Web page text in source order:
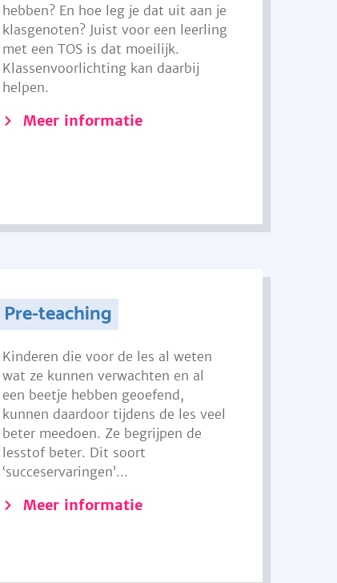
hebben? En hoe leg je dat uit aan je
klasgenoten? Juist voor een leerling
met een TOS is dat moeilijk.
Klassenvoorlichting kan daarbij
helpen.
Meer informatie
Pre-teaching
Kinderen die voor de les al weten
wat ze kunnen verwachten en al
een beetje hebben geoefend,
kunnen daardoor tijdens de les veel
beter meedoen. Ze begrijpen de
lesstof beter. Dit soort
‘succeservaringen’...
Meer informatie